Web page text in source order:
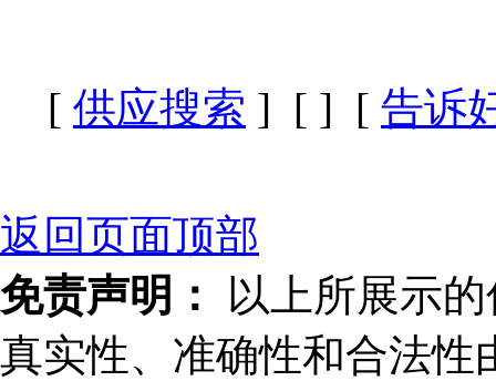
[ 供应搜索 ] [ ] [ 告诉
返回页面顶部
免责声明：
以上所展示
真实性、准确性和合法性